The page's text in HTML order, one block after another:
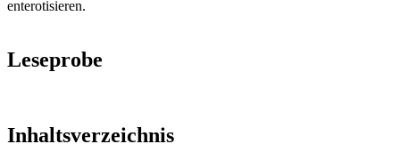
enterotisieren.
Leseprobe
Inhaltsverzeichnis